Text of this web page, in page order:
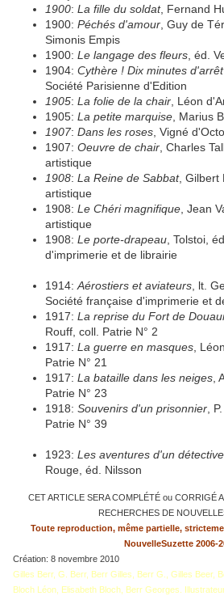
1900: La fille du soldat, Fernand
1900: Péchés d'amour , Guy de
Simonis Empis
1900: Le langage des fleurs , éd.
1904: Cythère ! Dix minutes
Société Parisienne d'Edition
1905: La folie de la chair , Léon
1905: La petite marquise , Marius
1907: Dans les roses , Vigné
1907: Oeuvre de chair , Charles
artistique
1908: La Reine de Sabbat, Gilbert
artistique
1908: Le Chéri magnifique , Jean
artistique
1908: Le porte-drapeau , Tolstoi,
d'imprimerie et de librairie
1914: Aérostiers et aviateurs , lt.
Société française d'imprimerie et
1917: La reprise du Fort de
Rouff, coll. Patrie N° 2
1917: La guerre en masques ,
Patrie N° 21
1917: La bataille dans les neiges ,
Patrie N° 23
1918: Souvenirs d'un prisonnier ,
Patrie N° 39
1923: Les aventures d'un
Rouge, éd. Nilsson
CET ARTICLE SERA COMPLÉTÉ ou CORRIGÉ
RECHERCHES DE
Toute reproduction, même partielle,
NouvelleSuzette 2006-
Création: 8 novembre 2010
Gilles Berr, G. Berr, Berr Gilles, Berr G., Gilles Beer,
Bloch Léon, Elisabeth Bloch, Berr Georges.